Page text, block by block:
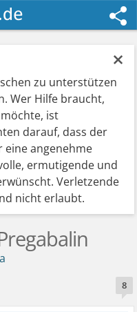
×
zu unterstützen
Wer Hilfe braucht,
ist
darauf, dass der
eine angenehme
ermutigende und
Verletzende
nicht erlaubt.
8